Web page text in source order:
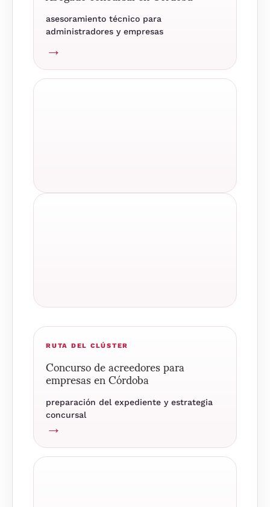
asesoramiento técnico para
administradores y empresas
→
RUTA DEL CLÚSTER
Concurso de acreedores para
empresas en Córdoba
preparación del expediente y estrategia
concursal
→